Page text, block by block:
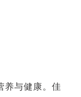
养与健康。佳